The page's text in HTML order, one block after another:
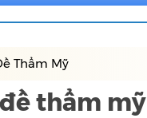
Thẩm Mỹ
thẩm mỹ